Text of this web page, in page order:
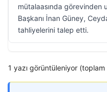
mütalaasında görevinden
Başkanı İnan Güney,
tahliyelerini talep etti.
1 yazı görüntüleniyor (toplam